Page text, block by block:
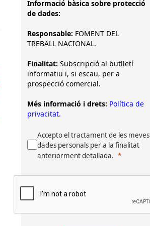
Informació bàsica sobre protecció
de dades:
Responsable: FOMENT DEL
TREBALL NACIONAL.
Finalitat: Subscripció al butlletí
informatiu i, si escau, per a
prospecció comercial.
Més informació i drets: Política de
privacitat.
Accepto el tractament de les meves
dades personals per a la finalitat
anteriorment detallada.